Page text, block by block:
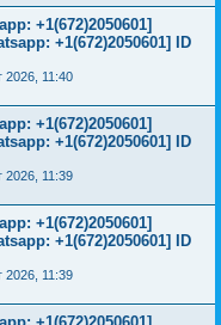
+1(672)2050601]
+1(672)2050601] ID
2026, 11:40
+1(672)2050601]
+1(672)2050601] ID
2026, 11:39
+1(672)2050601]
+1(672)2050601] ID
2026, 11:39
+1(672)2050601]